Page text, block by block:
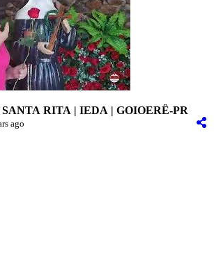
RITA | IEDA | GOIOERÊ-PR
ago